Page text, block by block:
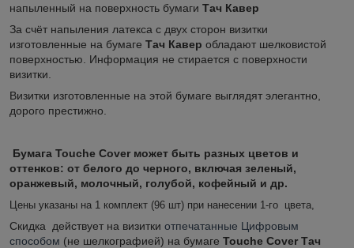
напыленный на поверхность бумаги Тач Кавер
За счёт напыления латекса с двух сторон визитки
изготовленные на бумаге Тач Кавер обладают шелковистой
поверхностью. Информация не стирается с поверхности
визитки.
Визитки изготовленные на этой бумаге выглядят элегантно,
дорого престижно.
Бумага Touche Cover может быть разных цветов и
оттенков: от белого до черного, включая зеленый,
оранжевый, молочный, голубой, кофейный и др.
Цены указаны на 1 комплект (96 шт) при нанесении 1-го цвета,
Скидка действует на визитки отпечатанные Цифровым
способом (не шелкографией) на бумаге Touche Cover Тач